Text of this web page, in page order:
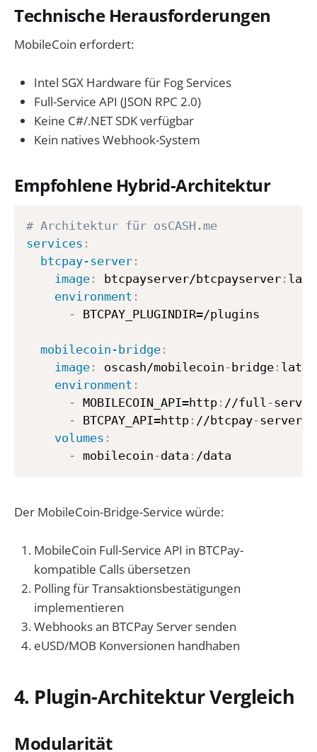
Technische Herausforderungen
MobileCoin erfordert:
Intel SGX Hardware für Fog Services
Full-Service API (JSON RPC 2.0)
Keine C#/.NET SDK verfügbar
Kein natives Webhook-System
Empfohlene Hybrid-Architektur
# Architektur für osCASH.me
services :
btcpay-server :
image : btcpayserver/btcpayserver :
environment :
- BTCPAY_PLUGINDIR=/plugins
mobilecoin-bridge :
image : oscash/mobilecoin - bridge :
environment :
- MOBILECOIN_API=http : //full -
- BTCPAY_API=http : //btcpay-server
volumes :
- mobilecoin -data :
Der MobileCoin-Bridge-Service würde:
MobileCoin Full-Service API in BTCPay-
kompatible Calls übersetzen
Polling für Transaktionsbestätigungen
implementieren
Webhooks an BTCPay Server senden
eUSD/MOB Konversionen handhaben
4. Plugin-Architektur Vergleich
Modularität